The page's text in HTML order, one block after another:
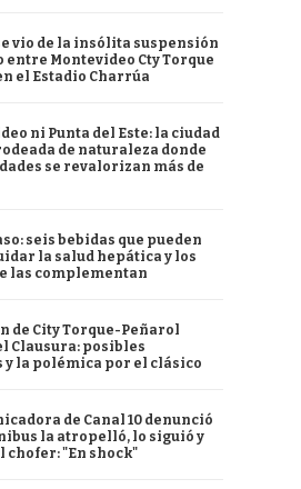
vio de la insólita suspensión
entre Montevideo Cty Torque
el Estadio Charrúa
ni Punta del Este: la ciudad
de naturaleza donde
se revalorizan más de
seis bebidas que pueden
la salud hepática y los
las complementan
de City Torque-Peñarol
Clausura: posibles
y la polémica por el clásico
de Canal 10 denunció
la atropelló, lo siguió y
chofer: "En shock"